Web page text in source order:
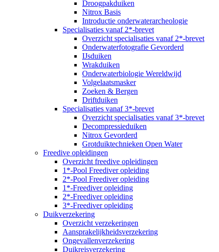
Droogpakduiken
Nitrox Basis
Introductie onderwaterarcheologie
Specialisaties vanaf 2*-brevet
Overzicht specialisaties vanaf 2*-brevet
Onderwaterfotografie Gevorderd
IJsduiken
Wrakduiken
Onderwaterbiologie Wereldwijd
Volgelaatsmasker
Zoeken & Bergen
Driftduiken
Specialisaties vanaf 3*-brevet
Overzicht specialisaties vanaf 3*-brevet
Decompressieduiken
Nitrox Gevorderd
Grotduiktechnieken Open Water
Freedive opleidingen
Overzicht freedive opleidingen
1*-Pool Freediver opleiding
2*-Pool Freediver opleiding
1*-Freediver opleiding
2*-Freediver opleiding
3*-Freediver opleiding
Duikverzekering
Overzicht verzekeringen
Aansprakelijkheidsverzekering
Ongevallenverzekering
Duikreisverzekering